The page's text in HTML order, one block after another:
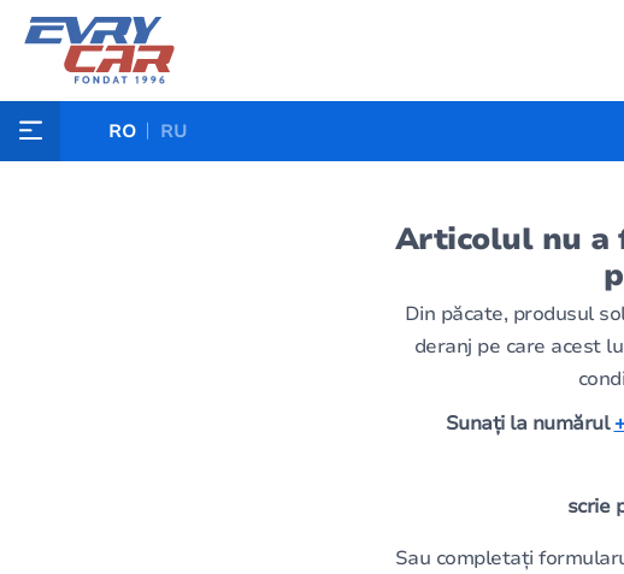
RO RU
Articolul nu a
Din păcate, produsul
deranj pe care acest
Sunați la numărul
scrie
Sau completați